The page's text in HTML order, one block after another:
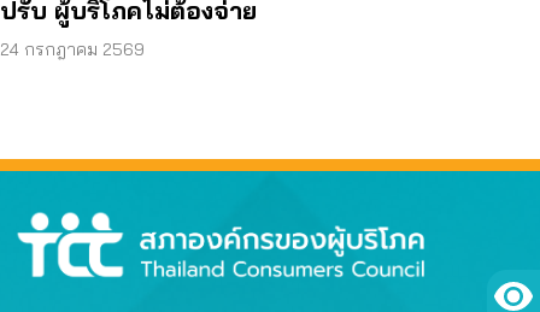
ปรับ ผู้บริโภคไม่ต้องจ่าย
24 กรกฎาคม 2569